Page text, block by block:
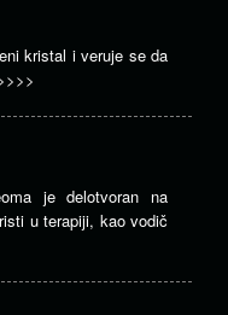
kristal i veruje se da
je delotvoran na
u terapiji, kao vodič